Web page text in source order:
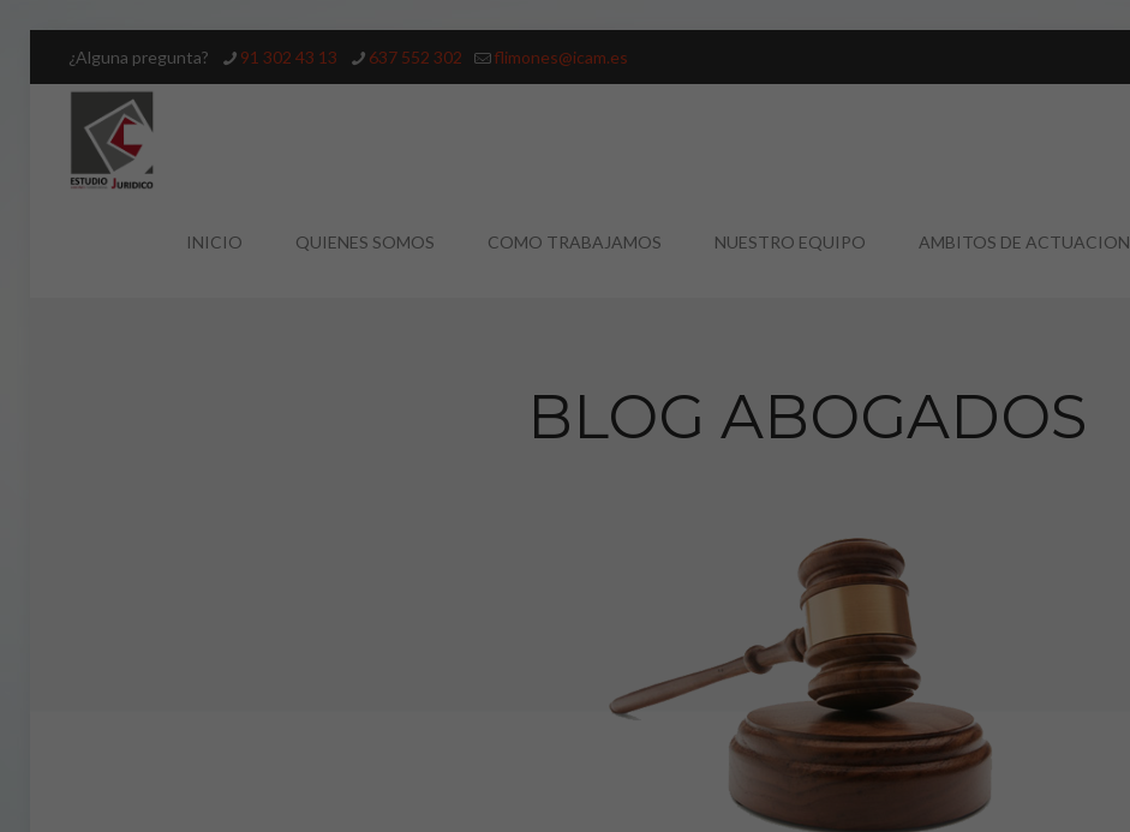
¿Alguna pregunta? 91 302 43 13 637 552 302 flimones@icam.es
INICIO QUIENES SOMOS COMO TRABAJAMOS NUESTRO EQUIPO AMBITOS DE ACTUACION
BLOG ABOGADOS